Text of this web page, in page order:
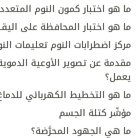
ما هو اختبار كمون النوم المتعدد
ما هو اختبار المحافظة على
مركز اضطرابات النوم تعليمات
مقدمة عن تصوير الأوعية
يعمل؟
ما هو التخطيط الكهربائي
مؤشّر كتلة الجسم
ما هي الجهود المحرَّضة؟